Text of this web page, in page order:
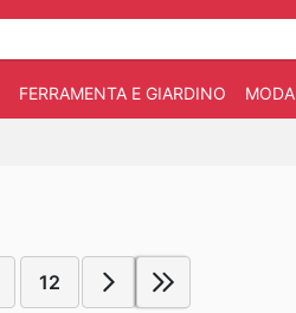
FERRAMENTA E GIARDINO MODA
12